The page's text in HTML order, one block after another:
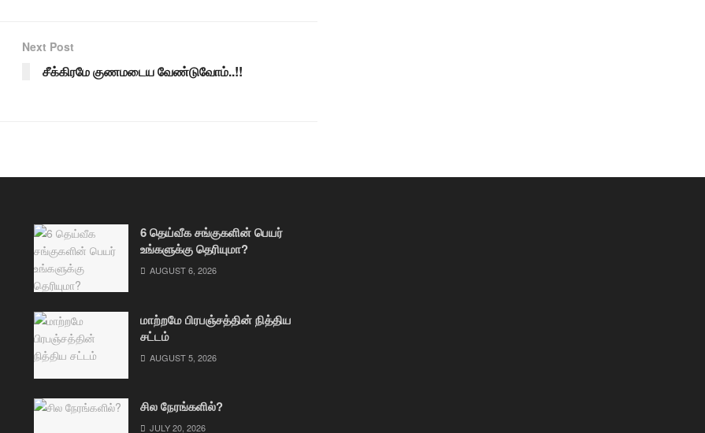
Next Post
சீக்கிரமே குணமடைய வேண்டுவோம்..!!
6 தெய்வீக சங்குகளின் பெயர்
உங்களுக்கு தெரியுமா?
AUGUST 6, 2026
மாற்றமே பிரபஞ்சத்தின் நித்திய
சட்டம்
AUGUST 5, 2026
சில நேரங்களில்?
JULY 20, 2026